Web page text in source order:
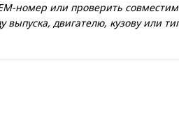
номер или проверить
двигателю, кузову или